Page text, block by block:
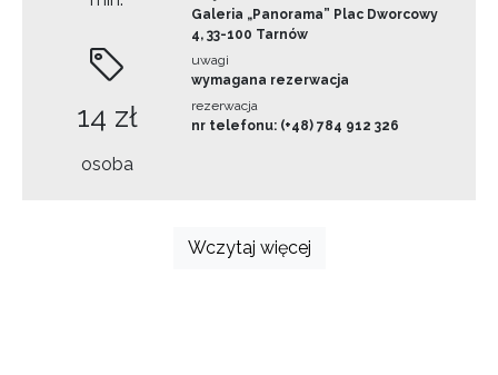
14 zł
osoba
Galeria „Panorama” Plac Dworcowy
4, 33-100 Tarnów
uwagi
wymagana rezerwacja
rezerwacja
nr telefonu: (+48) 784 912 326
Wczytaj więcej